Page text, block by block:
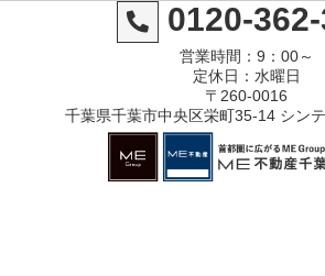
0120-
営業時間：9：00～
定休日：水曜日
〒260-0016
千葉県千葉市中央区栄町35-14 シン